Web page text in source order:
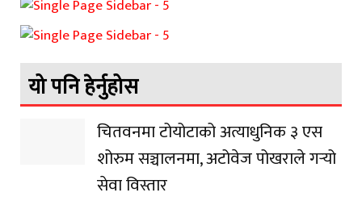
यो पनि हेर्नुहोस
चितवनमा टोयोटाको अत्याधुनिक ३ एस
शोरुम सञ्चालनमा, अटोवेज पोखराले गर्‍यो
सेवा विस्तार